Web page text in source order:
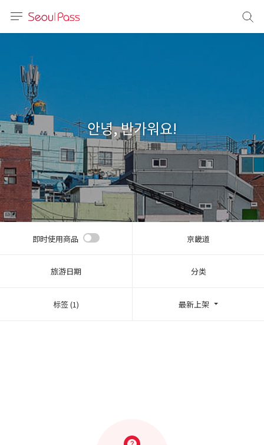
体)
文 (台灣)
안녕, 반가워요!
即时使用商品 京畿道
旅游日期 分类
标签 (1) 最新上架